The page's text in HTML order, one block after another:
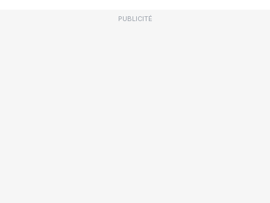
PUBLICITÉ